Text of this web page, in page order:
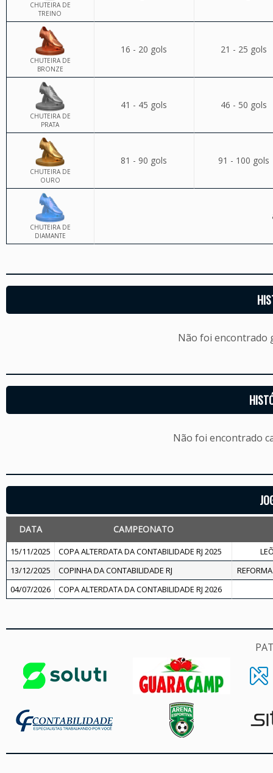
CHUTEIRA DE
TREINO
CHUTEIRA DE
BRONZE
16 - 20 gols 21 - 25 gols
CHUTEIRA DE
PRATA
41 - 45 gols 46 - 50 gols
CHUTEIRA DE
OURO
81 - 90 gols 91 - 100 gols
CHUTEIRA DE
DIAMANTE
Não foi encontrado
Não foi encontrado
DATA CAMPEONATO
15/11/2025 COPA ALTERDATA DA CONTABILIDADE RJ 2025
13/12/2025
COPINHA DA CONTABILIDADE RJ
04/07/2026
COPA ALTERDATA DA CONTABILIDADE RJ 2026